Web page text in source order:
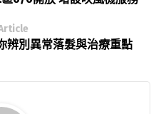
辨別異常落髮與治療重點